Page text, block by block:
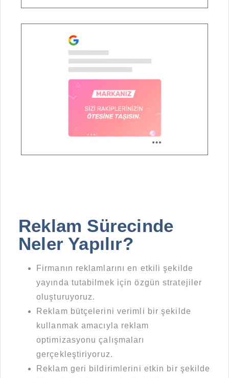
Reklam Sürecinde
Neler Yapılır?
Firmanın reklamlarını en etkili şekilde
yayında tutabilmek için özgün stratejiler
oluşturuyoruz.
Reklam bütçelerini verimli bir şekilde
kullanmak amacıyla reklam
optimizasyonu çalışmaları
gerçekleştiriyoruz.
Reklam geri bildirimlerini etkin bir şekilde